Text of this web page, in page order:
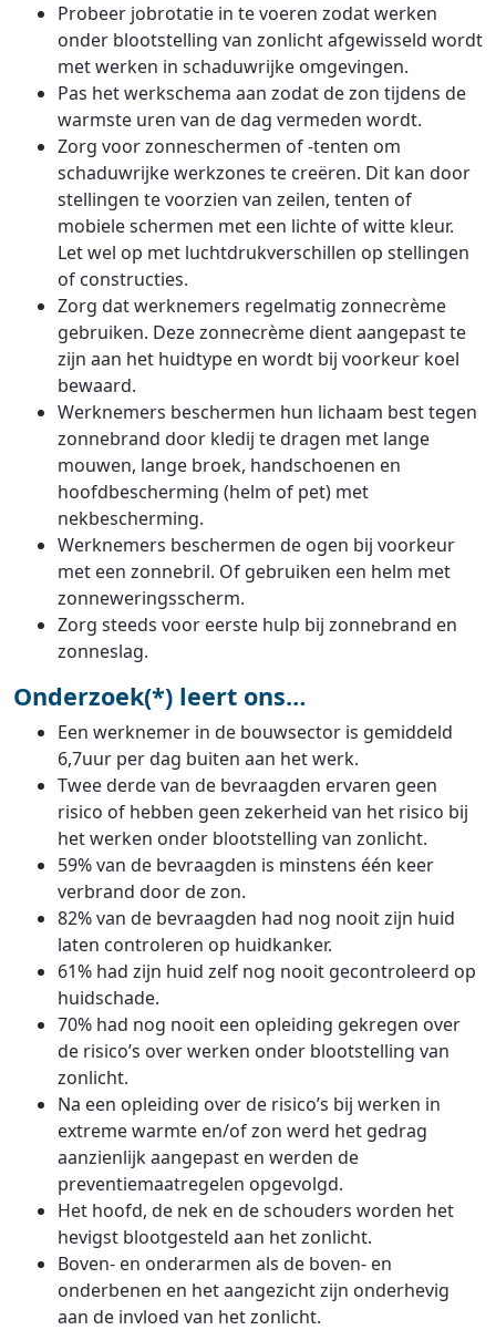
Probeer jobrotatie in te voeren zodat werken
onder blootstelling van zonlicht afgewisseld wordt
met werken in schaduwrijke omgevingen.
Pas het werkschema aan zodat de zon tijdens de
warmste uren van de dag vermeden wordt.
Zorg voor zonneschermen of -tenten om
schaduwrijke werkzones te creëren. Dit kan door
stellingen te voorzien van zeilen, tenten of
mobiele schermen met een lichte of witte kleur.
Let wel op met luchtdrukverschillen op stellingen
of constructies.
Zorg dat werknemers regelmatig zonnecrème
gebruiken. Deze zonnecrème dient aangepast te
zijn aan het huidtype en wordt bij voorkeur koel
bewaard.
Werknemers beschermen hun lichaam best tegen
zonnebrand door kledij te dragen met lange
mouwen, lange broek, handschoenen en
hoofdbescherming (helm of pet) met
nekbescherming.
Werknemers beschermen de ogen bij voorkeur
met een zonnebril. Of gebruiken een helm met
zonneweringsscherm.
Zorg steeds voor eerste hulp bij zonnebrand en
zonneslag.
Onderzoek(*) leert ons…
Een werknemer in de bouwsector is gemiddeld
6,7uur per dag buiten aan het werk.
Twee derde van de bevraagden ervaren geen
risico of hebben geen zekerheid van het risico bij
het werken onder blootstelling van zonlicht.
59% van de bevraagden is minstens één keer
verbrand door de zon.
82% van de bevraagden had nog nooit zijn huid
laten controleren op huidkanker.
61% had zijn huid zelf nog nooit gecontroleerd op
huidschade.
70% had nog nooit een opleiding gekregen over
de risico’s over werken onder blootstelling van
zonlicht.
Na een opleiding over de risico’s bij werken in
extreme warmte en/of zon werd het gedrag
aanzienlijk aangepast en werden de
preventiemaatregelen opgevolgd.
Het hoofd, de nek en de schouders worden het
hevigst blootgesteld aan het zonlicht.
Boven- en onderarmen als de boven- en
onderbenen en het aangezicht zijn onderhevig
aan de invloed van het zonlicht.